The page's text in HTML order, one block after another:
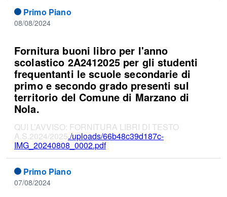
Primo Piano
08/08/2024
Fornitura buoni libro per l'anno
scolastico 2A2412025 per gli studenti
frequentanti le scuole secondarie di
primo e secondo grado presenti sul
territorio del Comune di Marzano di
Nola.
QUI L’AVVISO: FORNITURA LIBRI DI TESTO
A.S.2024/2025./uploads/66b48c39d187c-
IMG_20240808_0002.pdf
Primo Piano
07/08/2024